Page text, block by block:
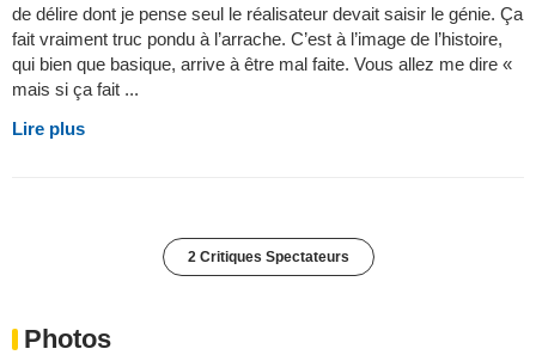
de délire dont je pense seul le réalisateur devait saisir le génie. Ça
fait vraiment truc pondu à l’arrache. C’est à l’image de l’histoire,
qui bien que basique, arrive à être mal faite. Vous allez me dire «
mais si ça fait ...
Lire plus
2 Critiques Spectateurs
Photos